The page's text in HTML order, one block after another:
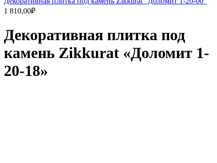
1 810,00₽
Декоративная плитка под
камень Zikkurat «Доломит 1-
20-18»